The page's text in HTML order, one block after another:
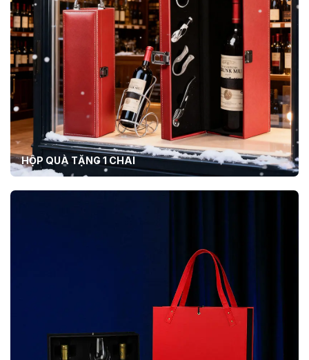
HỘP QUÀ TẶNG 1 CHAI